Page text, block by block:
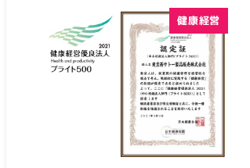
健康経営